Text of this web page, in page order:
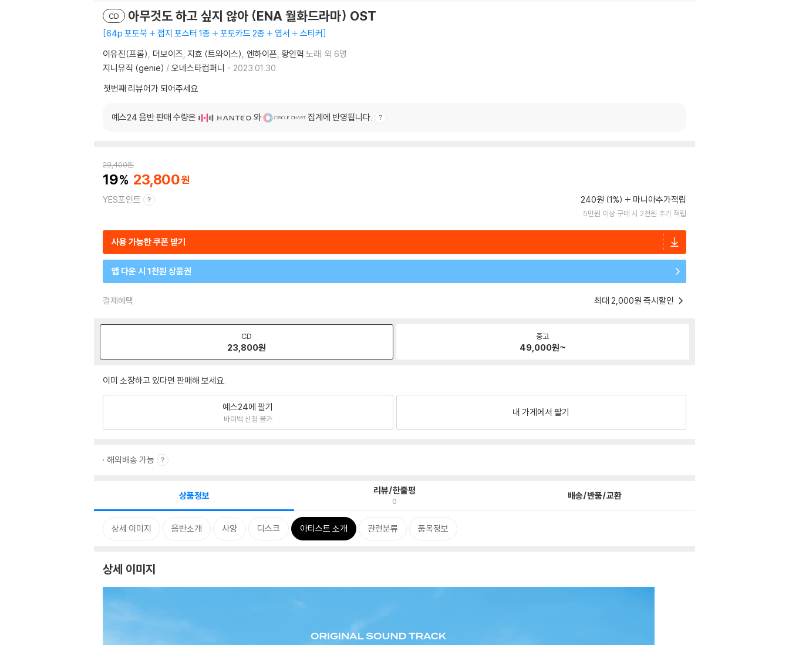
CD 아무것도 하고 싶지 않아 (ENA 월화드라마) OST
64p 포토북 + 접지 포스터 1종 + 포토카드 2종 + 엽서 + 스티커
이유진(프롬) 더보이즈 지효 (트와이스) 엔하이픈 황인혁 노래 외 6명
지니뮤직 (genie) / 오네스타컴퍼니
2023.01.30.
첫번째 리뷰어가 되어주세요
예스24 음반 판매 수량은 와 집계에 반영됩니다.
29,400원
19 23,800
YES포인트 240원 (1%) 마니아추가적립
5만원 이상 구매 시 2천원 추가 적립
사용 가능한 쿠폰 받기
앱 다운 시 1천원 상품권
결제혜택 최대 2,000원 즉시할인
CD
23,800원
중고
49,000원~
이미 소장하고 있다면 판매해 보세요.
예스24에 팔기
바이백 신청 불가
내 가게에서 팔기
해외배송 가능
상품정보 리뷰/한줄평
0 배송/반품/교환
상세 이미지 음반소개 사양 디스크 아티스트 소개 관련분류 품목정보
상세 이미지